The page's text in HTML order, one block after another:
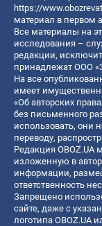
https://
материал в первом
Все материалы на
исследования –
редакции,
принадлежат ООО
На все
имеет
«Об авторских
без письменного
использовать, они
переводу,
Редакция OBOZ.UA
изложенную в
информации,
ответственность
Запрещено
сайте, даже с
логотипа OBOZ.UA